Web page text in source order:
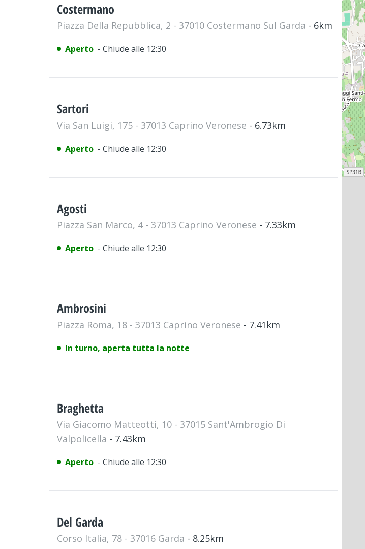
Costermano
Piazza Della Repubblica, 2 - 37010 Costermano Sul Garda - 6km
Aperto - Chiude alle 12:30
Sartori
Via San Luigi, 175 - 37013 Caprino Veronese - 6.73km
Aperto - Chiude alle 12:30
Agosti
Piazza San Marco, 4 - 37013 Caprino Veronese - 7.33km
Aperto - Chiude alle 12:30
Ambrosini
Piazza Roma, 18 - 37013 Caprino Veronese - 7.41km
In turno, aperta tutta la notte
Braghetta
Via Giacomo Matteotti, 10 - 37015 Sant'Ambrogio Di
Valpolicella - 7.43km
Aperto - Chiude alle 12:30
Del Garda
Corso Italia, 78 - 37016 Garda - 8.25km